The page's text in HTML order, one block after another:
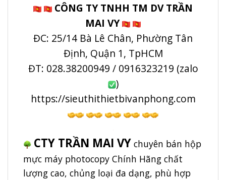
CÔNG TY TNHH TM DV TRẦN
MAI VY
ĐC: 25/14 Bà Lê Chân, Phường Tân
Định, Quận 1, TpHCM
ĐT: 028.38200949 / 0916323219 (zalo
)
https://sieuthithietbivanphong.com
CTY TRẦN MAI VY chuyên bán hộp
mực máy photocopy Chính Hãng chất
lượng cao, chủng loại đa dạng, phù hợp